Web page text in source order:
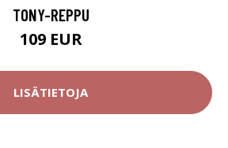
TONY-REPPU
109 EUR
LISÄTIETOJA